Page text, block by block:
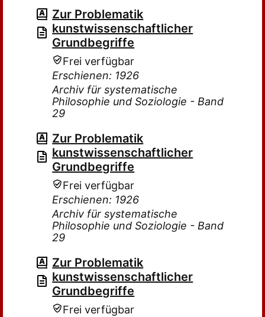
Zur Problematik
kunstwissenschaftlicher
Grundbegriffe
Frei verfügbar
Erschienen: 1926
Archiv für systematische
Philosophie und Soziologie - Band
29
Zur Problematik
kunstwissenschaftlicher
Grundbegriffe
Frei verfügbar
Erschienen: 1926
Archiv für systematische
Philosophie und Soziologie - Band
29
Zur Problematik
kunstwissenschaftlicher
Grundbegriffe
Frei verfügbar